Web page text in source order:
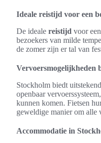
Ideale reistijd voor een
De ideale reistijd voor een
bezoekers van milde
de zomer zijn er tal van
Vervoersmogelijkheden
Stockholm biedt
openbaar
kunnen komen. Fietsen
geweldige manier om alle
Accommodatie in